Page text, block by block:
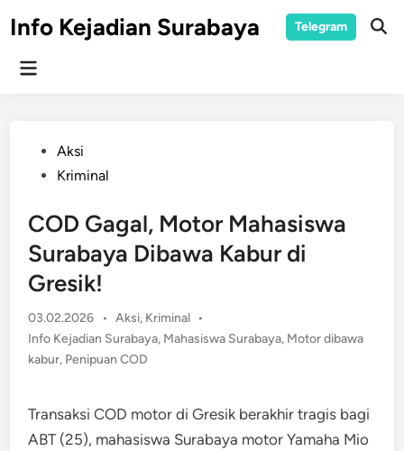
toInfo Kejadian Surabaya Telegram
Main
PostedAksi
Kriminal
COD Gagal, Motor Mahasiswa
Surabaya Dibawa Kabur di
Gresik!
03.02.2026 • Posted
in
Aksi, Kriminal •
Info Kejadian Surabaya, Mahasiswa Surabaya, Motor dibawa
kabur, Penipuan COD
Transaksi COD motor di Gresik berakhir tragis bagi
ABT (25), mahasiswa Surabaya motor Yamaha Mio